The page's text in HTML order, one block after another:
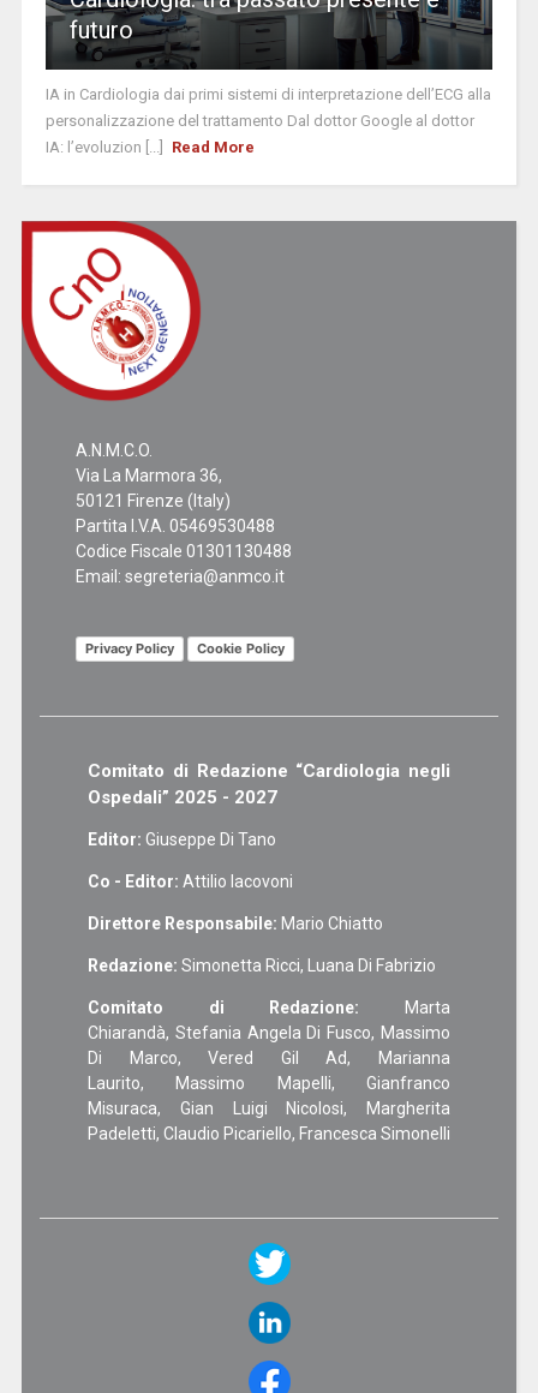
futuro
IA in Cardiologia dai primi sistemi di interpretazione dell’ECG alla
personalizzazione del trattamento Dal dottor Google al dottor
IA: l’evoluzion [...]
Read More
A.N.M.C.O.
Via La Marmora 36,
50121 Firenze (Italy)
Partita I.V.A. 05469530488
Codice Fiscale 01301130488
Email: segreteria@anmco.it
Privacy Policy Cookie Policy
Comitato di Redazione “Cardiologia negli
Ospedali” 2025 - 2027
Editor: Giuseppe Di Tano
Co - Editor: Attilio Iacovoni
Direttore Responsabile: Mario Chiatto
Redazione: Simonetta Ricci, Luana Di Fabrizio
Comitato di Redazione: Marta
Chiarandà, Stefania Angela Di Fusco, Massimo
Di Marco, Vered Gil Ad, Marianna
Laurito, Massimo Mapelli, Gianfranco
Misuraca, Gian Luigi Nicolosi, Margherita
Padeletti, Claudio Picariello, Francesca Simonelli